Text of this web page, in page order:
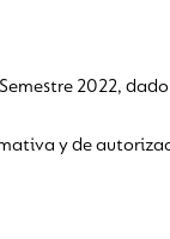
2022,
y de